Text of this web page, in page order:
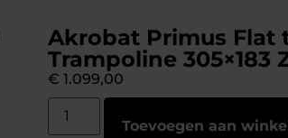
Akrobat Primus Flat
Trampoline 305×183
€ 1.099,00
Toevoegen aan